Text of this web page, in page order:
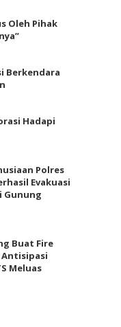
Oleh Pihak
Berkendara
Hadapi
Polres
Evakuasi
Gunung
Buat Fire
Meluas